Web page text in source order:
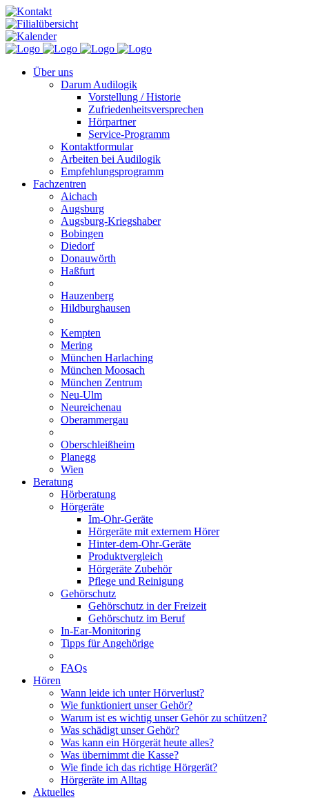
Über uns
Darum Audilogik
Vorstellung / Historie
Zufriedenheitsversprechen
Hörpartner
Service-Programm
Kontaktformular
Arbeiten bei Audilogik
Empfehlungsprogramm
Fachzentren
Aichach
Augsburg
Augsburg-Kriegshaber
Bobingen
Diedorf
Donauwörth
Haßfurt
Hauzenberg
Hildburghausen
Kempten
Mering
München Harlaching
München Moosach
München Zentrum
Neu-Ulm
Neureichenau
Oberammergau
Oberschleißheim
Planegg
Wien
Beratung
Hörberatung
Hörgeräte
Im-Ohr-Geräte
Hörgeräte mit externem Hörer
Hinter-dem-Ohr-Geräte
Produktvergleich
Hörgeräte Zubehör
Pflege und Reinigung
Gehörschutz
Gehörschutz in der Freizeit
Gehörschutz im Beruf
In-Ear-Monitoring
Tipps für Angehörige
FAQs
Hören
Wann leide ich unter Hörverlust?
Wie funktioniert unser Gehör?
Warum ist es wichtig unser Gehör zu schützen?
Was schädigt unser Gehör?
Was kann ein Hörgerät heute alles?
Was übernimmt die Kasse?
Wie finde ich das richtige Hörgerät?
Hörgeräte im Alltag
Aktuelles